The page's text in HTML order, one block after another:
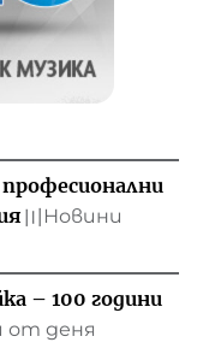
〣 Новини
– 100 години
от деня